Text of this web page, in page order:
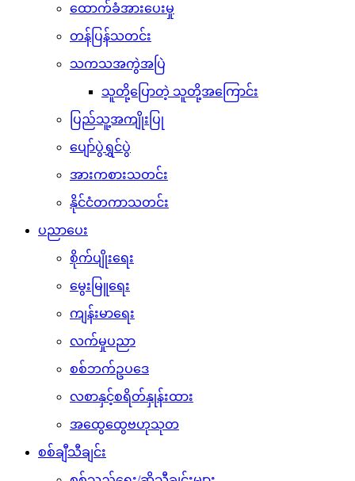
ထောက်ခံအားပေးမှု
တန်ပြန်သတင်း
သကသအကွဲအပြဲ
သူတို့ပြောတဲ့ သူတို့အကြောင်း
ပြည်သူ့အကျိုးပြု
ပျော်ပွဲရွှင်ပွဲ
အားကစားသတင်း
နိုင်ငံတကာသတင်း
ပညာပေး
စိုက်ပျိုးရေး
မွေးမြူရေး
ကျန်းမာရေး
လက်မှုပညာ
စစ်ဘက်ဥပဒေ
လစာနှင့်စရိတ်နှုန်းထား
အထွေထွေဗဟုသုတ
စစ်ချီသီချင်း